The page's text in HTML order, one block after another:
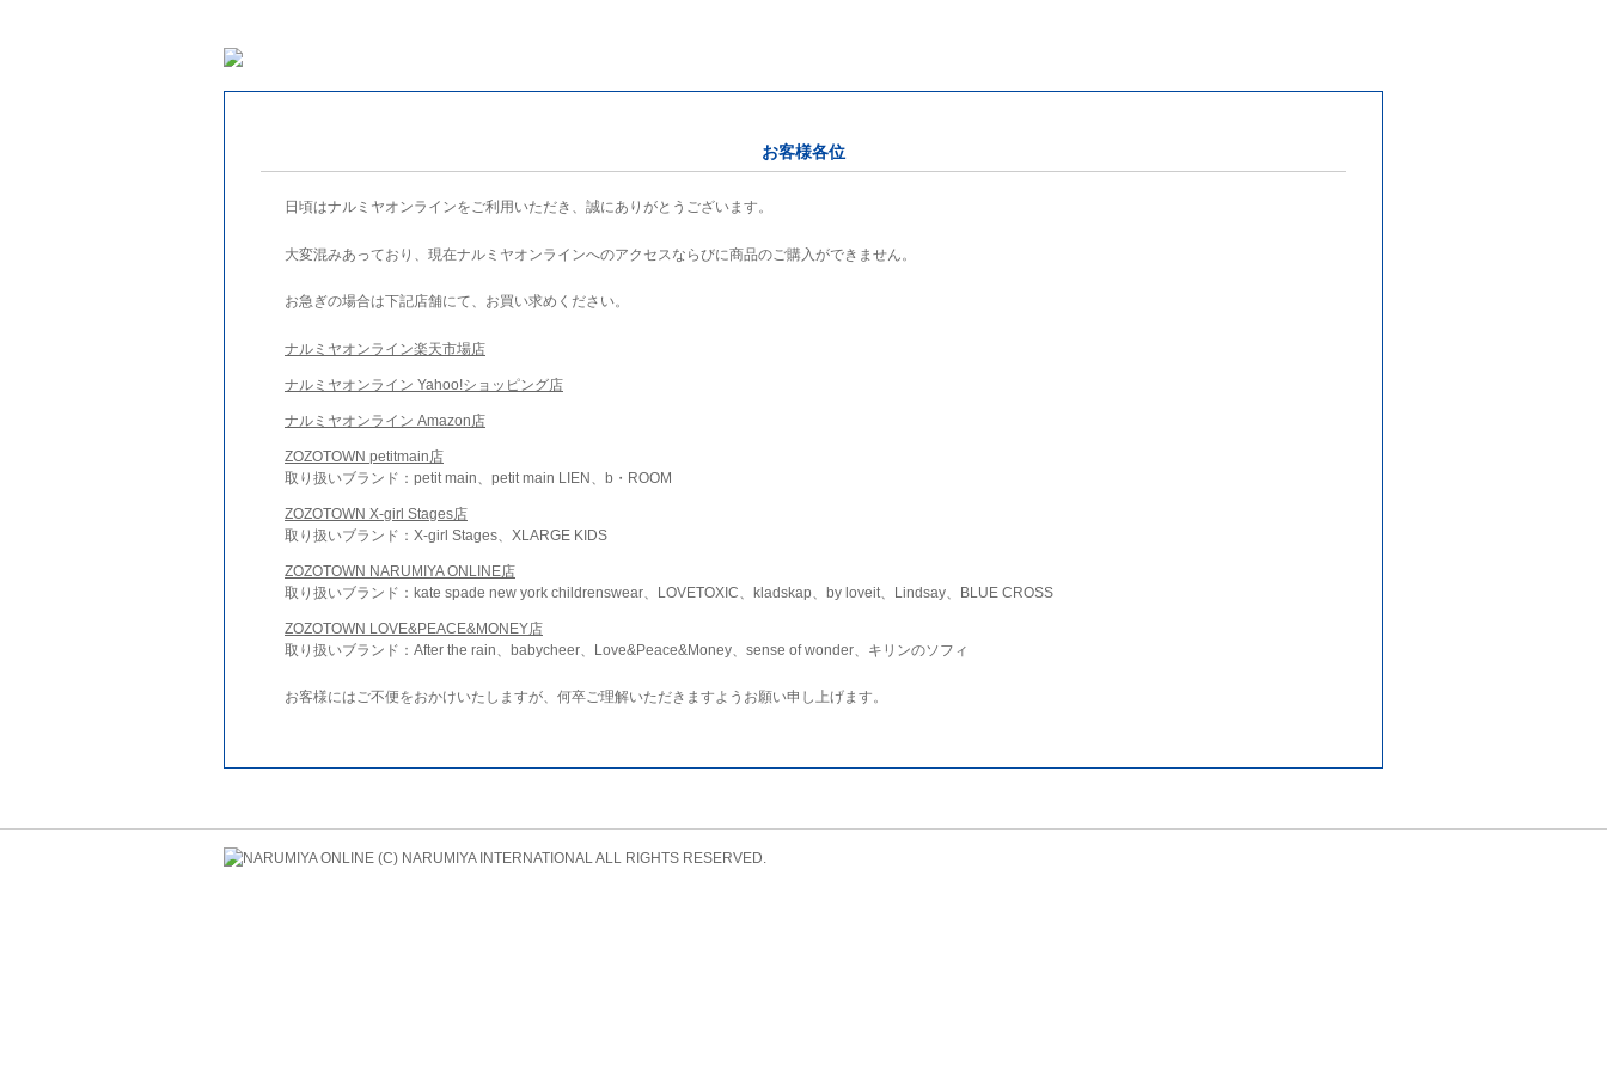
お客様各位
日頃はナルミヤオンラインをご利用いただき、誠にありがとうございます。
大変混みあっており、現在ナルミヤオンラインへのアクセスならびに商品のご購入ができません。
お急ぎの場合は下記店舗にて、お買い求めください。
ナルミヤオンライン楽天市場店
ナルミヤオンライン Yahoo!ショッピング店
ナルミヤオンライン Amazon店
ZOZOTOWN petitmain店
取り扱いブランド：petit main、petit main LIEN、b・ROOM
ZOZOTOWN X-girl Stages店
取り扱いブランド：X-girl Stages、XLARGE KIDS
ZOZOTOWN NARUMIYA ONLINE店
取り扱いブランド：kate spade new york childrenswear、LOVETOXIC、kladskap、by loveit、Lindsay、BLUE CROSS
ZOZOTOWN LOVE&PEACE&MONEY店
取り扱いブランド：After the rain、babycheer、Love&Peace&Money、sense of wonder、キリンのソフィ
お客様にはご不便をおかけいたしますが、何卒ご理解いただきますようお願い申し上げます。